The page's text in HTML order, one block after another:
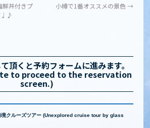
鮮丼付きプ
♩♪
小樽で1番オススメの景色 →
頂くと予約フォームに進みます。
to proceed to the reservation
screen.)
境クルーズツアー (Unexplored cruise tour by glass